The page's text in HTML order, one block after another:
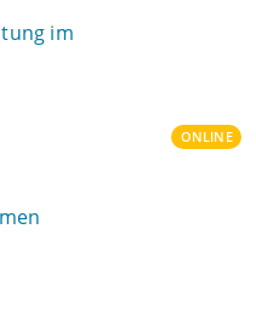
im
ONLINE